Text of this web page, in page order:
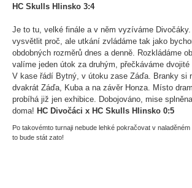
HC Skulls Hlinsko 3:4
Je to tu, velké finále a v něm vyzíváme
vysvětlit proč, ale utkání zvládáme tak jako
obdobných rozměrů dnes a denně. Rozkládáme
valíme jeden útok za druhým, přečkáváme dvojité
V kase řádí Bytný, v útoku zase Záďa. Branky si
dvakrát Záďa, Kuba a na závěr Honza. Místo
probíhá již jen exhibice. Dobojováno, mise
doma! HC Divočáci x HC Skulls Hlinsko 0:5
Po takovémto turnaji nebude lehké pokračovat v
to bude stát zato!